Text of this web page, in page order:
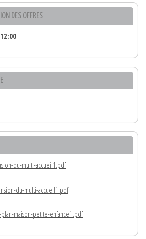
DES OFFRES
du-multi-accueil1.pdf
du-multi-accueil1.pdf
maison-petite-enfance1.pdf